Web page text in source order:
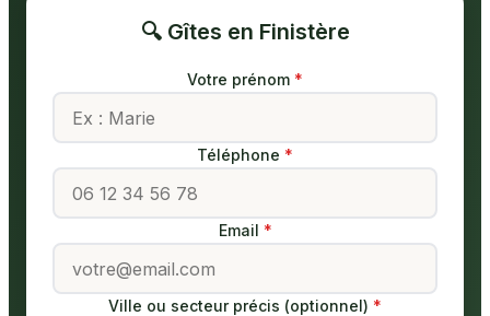
🔍 Gîtes en Finistère
Votre prénom
Téléphone
Email
Ville ou secteur précis (optionnel)